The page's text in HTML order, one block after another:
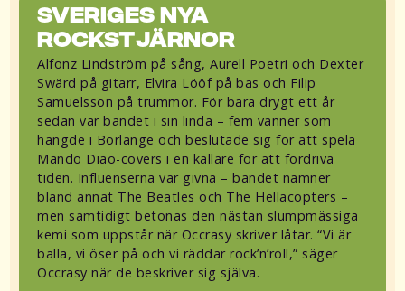
Sveriges nya
rockstjärnor
Alfonz Lindström på sång, Aurell Poetri och Dexter
Swärd på gitarr, Elvira Lööf på bas och Filip
Samuelsson på trummor. För bara drygt ett år
sedan var bandet i sin linda – fem vänner som
hängde i Borlänge och beslutade sig för att spela
Mando Diao-covers i en källare för att fördriva
tiden. Influenserna var givna – bandet nämner
bland annat The Beatles och The Hellacopters –
men samtidigt betonas den nästan slumpmässiga
kemi som uppstår när Occrasy skriver låtar. “Vi är
balla, vi öser på och vi räddar rock’n’roll,” säger
Occrasy när de beskriver sig själva.